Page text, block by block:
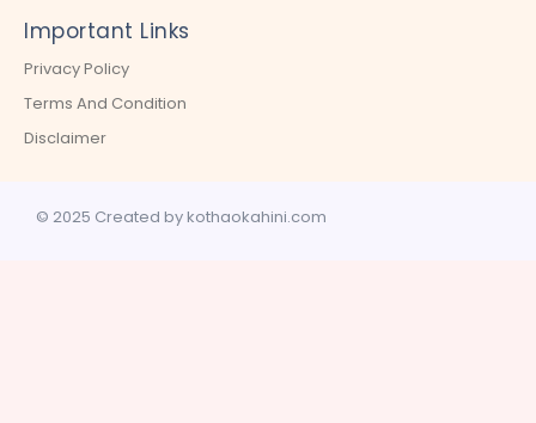
Important Links
Privacy Policy
Terms And Condition
Disclaimer
© 2025 Created by kothaokahini.com